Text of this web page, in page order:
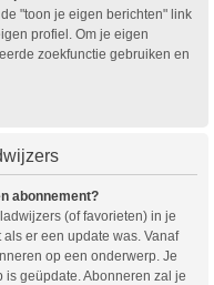
"toon je eigen berichten" link
profiel. Om je eigen
zoekfunctie gebruiken en
abonnement?
(of favorieten) in je
er een update was. Vanaf
op een onderwerp. Je
geüpdate. Abonneren zal je